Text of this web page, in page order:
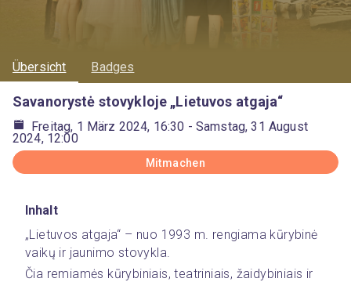
Übersicht Badges
Savanorystė stovykloje „Lietuvos atgaja“
Freitag, 1 März 2024, 16:30 - Samstag, 31 August
2024, 12:00
Mitmachen
Inhalt
„Lietuvos atgaja“ – nuo 1993 m. rengiama kūrybinė
vaikų ir jaunimo stovykla.
Čia remiamės kūrybiniais, teatriniais, žaidybiniais ir